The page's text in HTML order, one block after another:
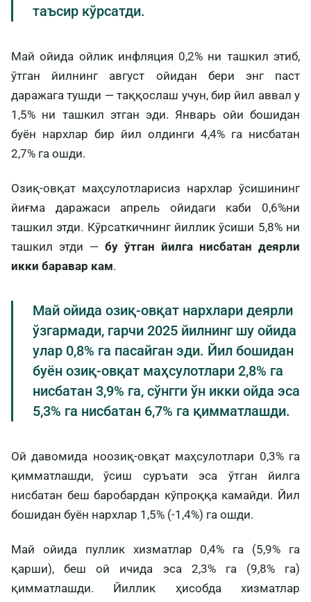
таъсир кўрсатди.
Май ойида ойлик инфляция 0,2% ни ташкил этиб,
ўтган йилнинг август ойидан бери энг паст
даражага тушди — таққослаш учун, бир йил аввал у
1,5% ни ташкил этган эди. Январь ойи бошидан
буён нархлар бир йил олдинги 4,4% га нисбатан
2,7% га ошди.
Озиқ-овқат маҳсулотларисиз нархлар ўсишининг
йиғма даражаси апрель ойидаги каби 0,6%ни
ташкил этди. Кўрсаткичнинг йиллик ўсиши 5,8% ни
ташкил этди — бу ўтган йилга нисбатан деярли
икки баравар кам.
Май ойида озиқ-овқат нархлари деярли
ўзгармади, гарчи 2025 йилнинг шу ойида
улар 0,8% га пасайган эди. Йил бошидан
буён озиқ-овқат маҳсулотлари 2,8% га
нисбатан 3,9% га, сўнгги ўн икки ойда эса
5,3% га нисбатан 6,7% га қимматлашди.
Ой давомида ноозиқ-овқат маҳсулотлари 0,3% га
қимматлашди, ўсиш суръати эса ўтган йилга
нисбатан беш баробардан кўпроққа камайди. Йил
бошидан буён нархлар 1,5% (-1,4%) га ошди.
Май ойида пуллик хизматлар 0,4% га (5,9% га
қарши), беш ой ичида эса 2,3% га (9,8% га)
қимматлашди. Йиллик ҳисобда хизматлар